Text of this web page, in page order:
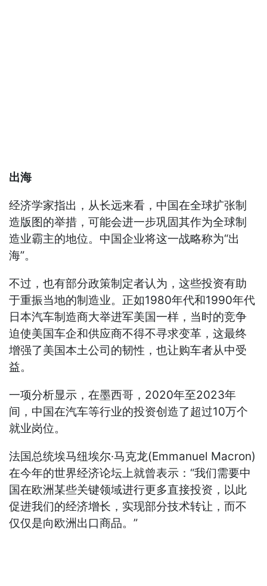
出海
经济学家指出，从长远来看，中国在全球扩张制
造版图的举措，可能会进一步巩固其作为全球制
造业霸主的地位。中国企业将这一战略称为“出
海”。
不过，也有部分政策制定者认为，这些投资有助
于重振当地的制造业。正如1980年代和1990年代
日本汽车制造商大举进军美国一样，当时的竞争
迫使美国车企和供应商不得不寻求变革，这最终
增强了美国本土公司的韧性，也让购车者从中受
益。
一项分析显示，在墨西哥，2020年至2023年
间，中国在汽车等行业的投资创造了超过10万个
就业岗位。
法国总统埃马纽埃尔·马克龙(Emmanuel Macron)
在今年的世界经济论坛上就曾表示：“我们需要中
国在欧洲某些关键领域进行更多直接投资，以此
促进我们的经济增长，实现部分技术转让，而不
仅仅是向欧洲出口商品。”